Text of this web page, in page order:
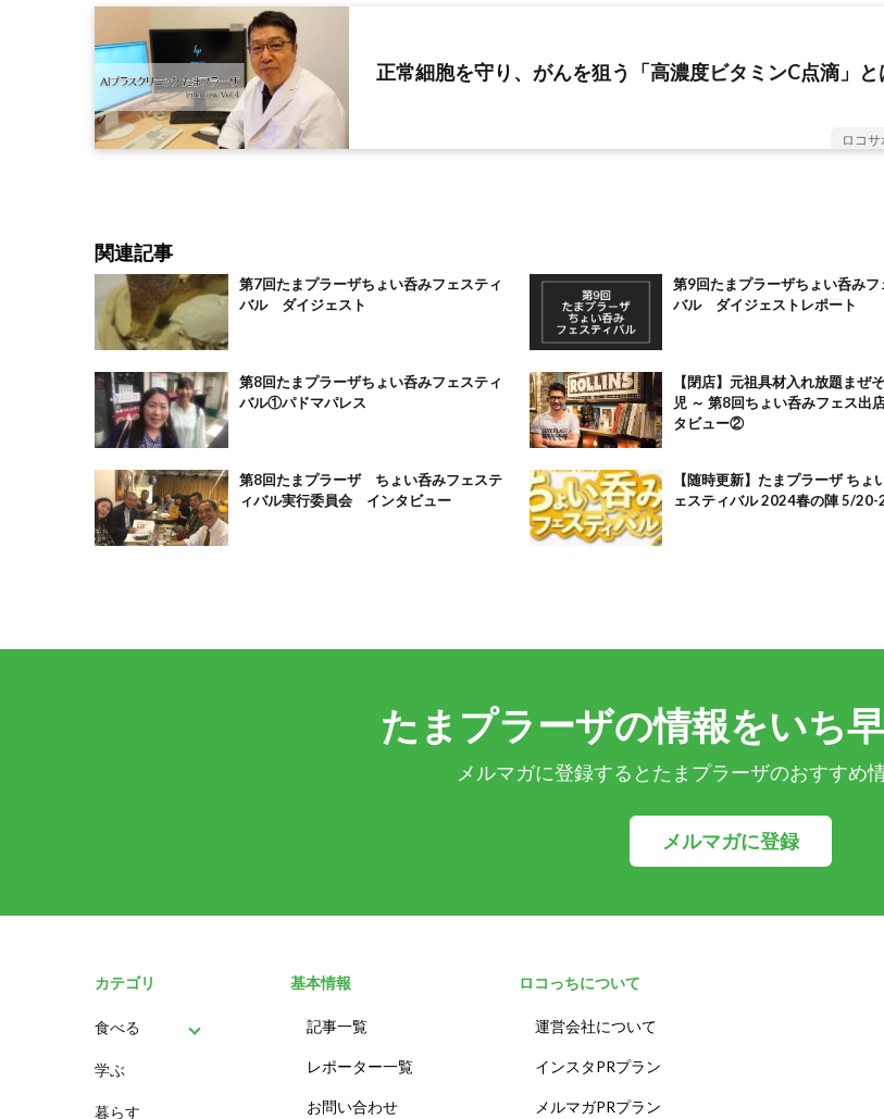
正常細胞を守り、がんを狙う「高濃度ビタミンC点滴」と
ロコ
関連記事
第7回たまプラーザちょい呑みフェスティ
バル ダイジェスト
第9回たまプラーザちょい呑みフ
バル ダイジェストレポート
第8回たまプラーザちょい呑みフェスティ
バル①パドマパレス
【閉店】元祖具材入れ放題まぜ
児 ～ 第8回ちょい呑みフェス出
タビュー②
第8回たまプラーザ ちょい呑みフェステ
ィバル実行委員会 インタビュー
【随時更新】たまプラーザ ちょ
ェスティバル 2024春の陣 5/20-
たまプラーザの情報をいち
メルマガに登録するとたまプラーザのおすすめ
メルマガに登録
カテゴリ
食べる
パン
学ぶ
暮らす
基本情報
記事一覧
レポーター一覧
お問い合わせ
ロコっちについて
運営会社について
インスタPRプラン
メルマガPRプラン